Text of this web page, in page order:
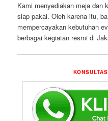
Kami menyediakan meja dan
siap pakai. Oleh karena itu,
mempercayakan kebutuhan
berbagai kegiatan resmi di